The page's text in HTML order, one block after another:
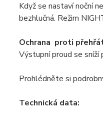
Když se nastaví noční
bezhlučná. Režim
Ochrana proti
Výstupní proud se
Prohlédněte si
Technická data: